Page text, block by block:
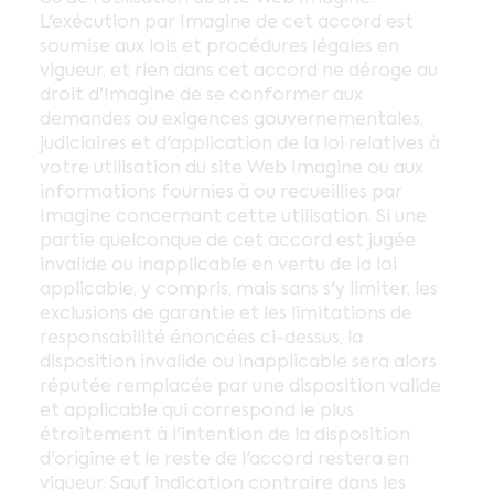
L'exécution par Imagine de cet accord est
soumise aux lois et procédures légales en
vigueur, et rien dans cet accord ne déroge au
droit d'Imagine de se conformer aux
demandes ou exigences gouvernementales,
judiciaires et d'application de la loi relatives à
votre utilisation du site Web Imagine ou aux
informations fournies à ou recueillies par
Imagine concernant cette utilisation. Si une
partie quelconque de cet accord est jugée
invalide ou inapplicable en vertu de la loi
applicable, y compris, mais sans s'y limiter, les
exclusions de garantie et les limitations de
responsabilité énoncées ci-dessus, la
disposition invalide ou inapplicable sera alors
réputée remplacée par une disposition valide
et applicable qui correspond le plus
étroitement à l'intention de la disposition
d'origine et le reste de l'accord restera en
vigueur. Sauf indication contraire dans les